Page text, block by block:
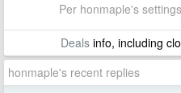
Per honmaple's
Dealsinfo, including
honmaple's recent replies